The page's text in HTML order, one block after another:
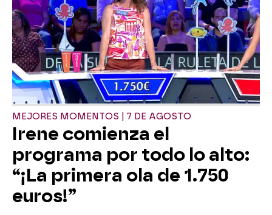
MEJORES MOMENTOS | 7 DE AGOSTO
Irene comienza el
programa por todo lo alto:
“¡La primera ola de 1.750
euros!”